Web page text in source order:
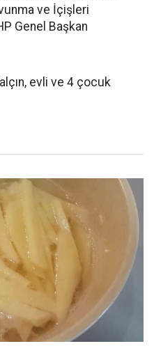
ve İçişleri
Genel Başkan
evli ve 4 çocuk